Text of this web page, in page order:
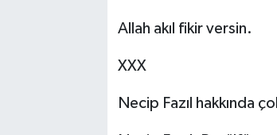
Allah akıl fikir versin.
XXX
Necip Fazıl hakkında